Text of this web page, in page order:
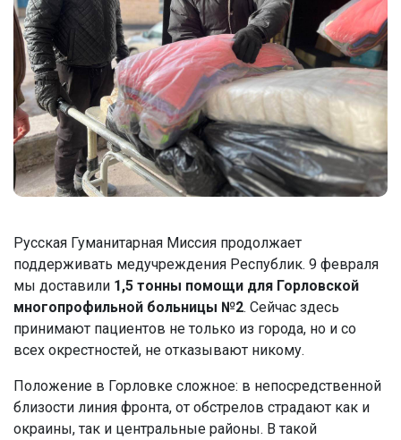
Русская Гуманитарная Миссия продолжает
поддерживать медучреждения Республик. 9 февраля
мы доставили 1,5 тонны помощи для Горловской
многопрофильной больницы №2. Сейчас здесь
принимают пациентов не только из города, но и со
всех окрестностей, не отказывают никому.
Положение в Горловке сложное: в непосредственной
близости линия фронта, от обстрелов страдают как и
окраины, так и центральные районы. В такой